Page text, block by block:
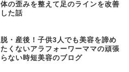
体の歪みを整えて足のラインを改善
した話
脱・産後！子供3人でも美容を諦め
たくないアラフォーワーママの頑張
らない時短美容のブログ